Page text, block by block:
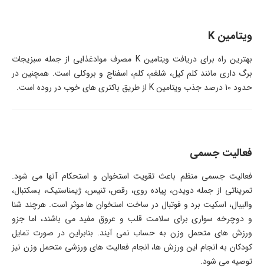
ویتامین K
بهترین راه برای دریافت ویتامین K مصرف موادغذایی از جمله سبزیجات
برگ داری مانند کلم کیل، شلغم، کلم، اسفناج و بروکلی است. همچنین در
حدود 10 درصد جذب ویتامین K از طریق باکتری های خوب در روده است.
فعالیت جسمی
فعالیت جسمی منظم باعث تقویت استخوان و استحکام آنها می شود.
تمریناتی از جمله دویدن، پیاده روی، رقص، تنیس، ژیمناستیک، بسکتبال،
والیبال، اسکیت برد و فوتبال در ساخت استخوان ها موثر است. هرچند شنا
و دوچرخه سواری برای سلامت قلب و عروق مفید می باشند، اما جزو
ورزش های متحمل وزن به حساب نمی آیند. بنابراین در صورت تمایل
کودکان به انجام این ورزش ها، انجام فعالیت های ورزشی متحمل وزن نیز
توصیه می شود.